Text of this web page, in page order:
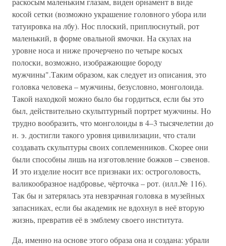
косой сетки (возможно украшение головного убора или
татуировка на лбу). Нос плоский, приплюснутый, рот
маленький, в форме овальной ямочки. На скулах на
уровне носа и ниже прочерчено по четыре косых
полоски, возможно, изображающие бороду
мужчины".Таким образом, как следует из описания, это
головка человека – мужчины, безусловно, монголоида.
Такой находкой можно было бы гордиться, если бы это
был, действительно скульптурный портрет мужчины. Но
трудно вообразить, что монголоиды в 4–3 тысячелетии до
н. э. достигли такого уровня цивилизации, что стали
создавать скульптуры своих соплеменников. Скорее они
были способны лишь на изготовление божков – сэвенов.
И это изделие носит все признаки их: остроголовость,
валикообразное надбровье, чёрточка – рот. (илл.№ 116).
Так бы и затерялась эта невзрачная головка в музейных
запасниках, если бы академик не вдохнул в неё вторую
жизнь, превратив её в эмблему своего института.
Да, именно на основе этого образа она и создана: убрали